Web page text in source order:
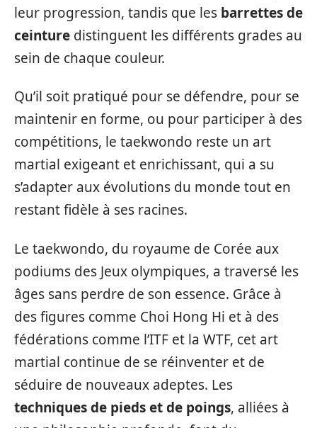
leur progression, tandis que les barrettes de
ceinture distinguent les différents grades au
sein de chaque couleur.
Qu’il soit pratiqué pour se défendre, pour se
maintenir en forme, ou pour participer à des
compétitions, le taekwondo reste un art
martial exigeant et enrichissant, qui a su
s’adapter aux évolutions du monde tout en
restant fidèle à ses racines.
Le taekwondo, du royaume de Corée aux
podiums des Jeux olympiques, a traversé les
âges sans perdre de son essence. Grâce à
des figures comme Choi Hong Hi et à des
fédérations comme l’ITF et la WTF, cet art
martial continue de se réinventer et de
séduire de nouveaux adeptes. Les
techniques de pieds et de poings, alliées à